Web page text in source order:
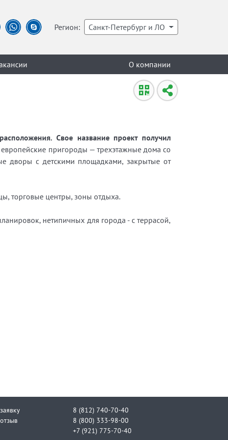
Регион: Санкт-Петербург и ЛО
О компании
Свое название проект получил
европейские пригороды — трехэтажные дома со
дворы с детскими площадками, закрытые от
торговые центры, зоны отдыха.
нетипичных для города - с террасой,
8 (812) 740-70-40
8 (800) 333-98-00
+7 (921) 775-70-40